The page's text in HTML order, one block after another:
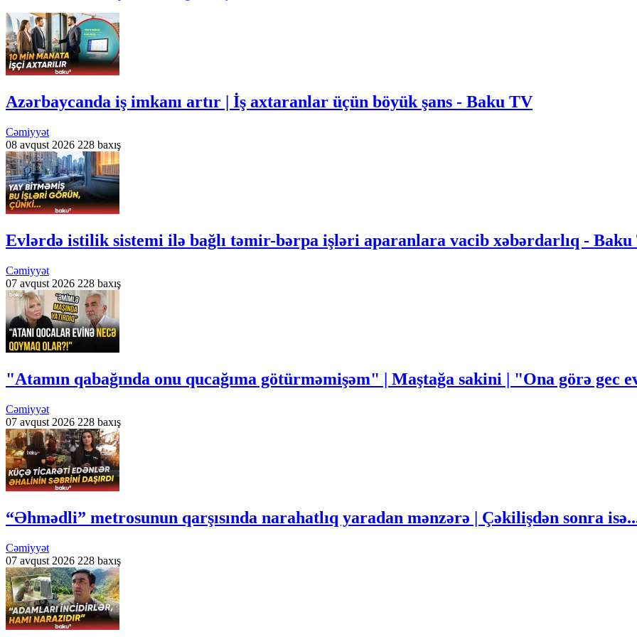
Azərbaycanda iş imkanı artır | İş axtaranlar üçün böyük şans - Baku TV
Cəmiyyət
08 avqust 2026 228 baxış
Evlərdə istilik sistemi ilə bağlı təmir-bərpa işləri aparanlara vacib xəbərdarlıq -
Cəmiyyət
07 avqust 2026 228 baxış
"Atamın qabağında onu qucağıma götürməmişəm" | Maştağa sakini | "Ona görə
Cəmiyyət
07 avqust 2026 228 baxış
“Əhmədli” metrosunun qarşısında narahatlıq yaradan mənzərə | Çəkilişdən sonra
Cəmiyyət
07 avqust 2026 228 baxış